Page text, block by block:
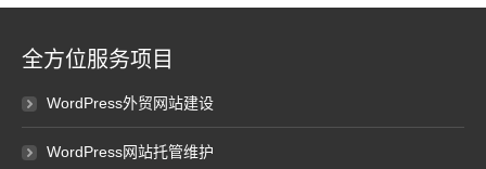
全方位服务项目
WordPress外贸网站建设
WordPress网站托管维护